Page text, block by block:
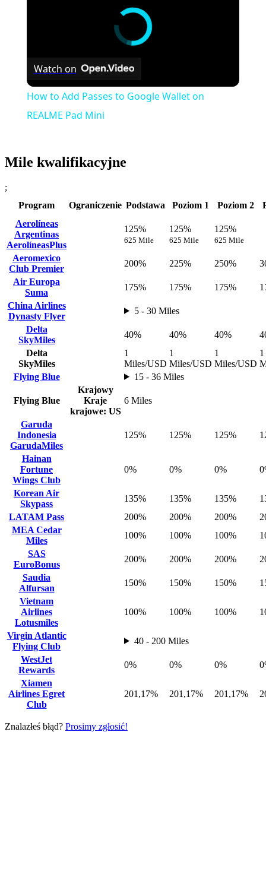
Watch on
How to Add Passes to Google Wallet on
REALME Pad Mini
Mile kwalifikacyjne
;
Program
Ograniczenie Podstawa Poziom 1 Poziom 2
Aerolíneas
Argentinas
AerolíneasPlus
125%
625 Mile
125%
625 Mile
125%
625 Mile
Aeromexico
Club Premier
200% 225% 250%
Air Europa
Suma
175% 175% 175%
China Airlines
Dynasty Flyer
5 - 30 Miles
Delta
SkyMiles
40% 40% 40%
Delta
SkyMiles
1
Miles/USD
1
Miles/USD
1
Miles/USD
1
Flying Blue
15 - 36 Miles
Flying Blue
Krajowy
Kraje
krajowe: US
6 Miles
Garuda
Indonesia
GarudaMiles
125% 125% 125%
Hainan
Fortune
Wings Club
0% 0% 0%
Korean Air
Skypass
135% 135% 135%
LATAM Pass
200% 200% 200%
MEA Cedar
Miles
100% 100% 100%
SAS
EuroBonus
200% 200% 200%
Saudia
Alfursan
150% 150% 150%
Vietnam
Airlines
Lotusmiles
100% 100% 100%
Virgin Atlantic
Flying Club
40 - 200 Miles
WestJet
Rewards
0% 0% 0%
Xiamen
Airlines Egret
Club
201,17% 201,17% 201,17%
Znalazłeś błąd? Prosimy zgłosić!